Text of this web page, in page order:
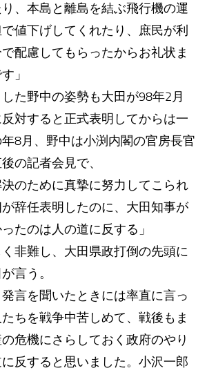
、本島と離島を結ぶ飛行機の運
値下げしてくれたり、庶民が利
配慮してもらったからお礼状ま
」
た野中の姿勢も大田が98年2月
対すると正式表明してからは一
8月、野中は小渕内閣の官房長官
の記者会見で、
決のために真摯に努力してこられ
辞任表明したのに、大田知事が
たのは人の道に反する」
非難し、大田県政打倒の先頭に
言う。
発言を聞いたときには率直に言っ
ちを戦争中苦しめて、戦後もま
危機にさらしておく政府のやり
反すると思いました。小沢一郎